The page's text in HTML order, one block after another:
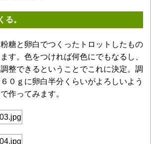
る。
糖と卵白でつくったトロットしたもの
す。色をつければ何色にでもなるし、
整できるということでこれに決定。調
０ｇに卵白半分くらいがよろしいよう
作ってみます。